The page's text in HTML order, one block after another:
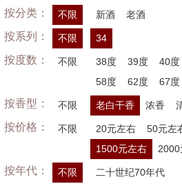
按分类： 不限 新酒 老酒
按系列： 不限 34
按度数： 不限 38度 39度 40度
58度
62度 67度
按香型： 不限 老白干香 浓香
按价格： 不限 20元左右 50元左
1500元左右
2000
按年代： 不限 二十世纪70年代